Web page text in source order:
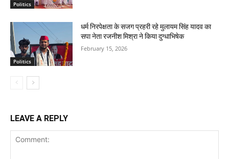
Politics
Politics
धर्म निरपेक्षता के सजग प्रहरी रहे मुलायम सिंह यादव का
सपा नेता रजनीश मिश्रा ने किया दुग्धाभिषेक
February 15, 2026
LEAVE A REPLY